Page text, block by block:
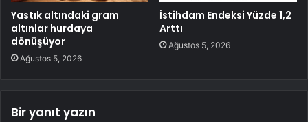
Yastık altındaki gram
altınlar hurdaya
dönüşüyor
Ağustos 5, 2026
İstihdam Endeksi Yüzde 1,2
Arttı
Ağustos 5, 2026
Bir yanıt yazın